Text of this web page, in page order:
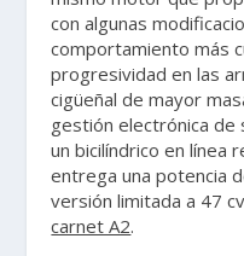
con algunas
comportamiento más
progresividad en las
cigüeñal de mayor
gestión electrónica de
un bicilíndrico en línea
entrega una potencia
versión limitada a 47
carnet A2.